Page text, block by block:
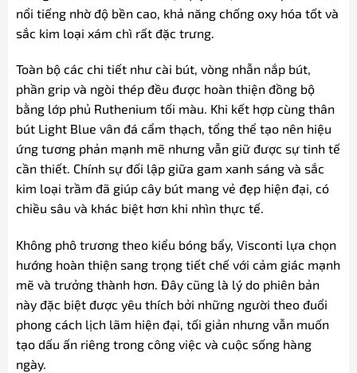
nổi tiếng nhờ độ bền cao, khả năng chống oxy hóa tốt và
sắc kim loại xám chì rất đặc trưng.
Toàn bộ các chi tiết như cài bút, vòng nhẫn nắp bút,
phần grip và ngòi thép đều được hoàn thiện đồng bộ
bằng lớp phủ Ruthenium tối màu. Khi kết hợp cùng thân
bút Light Blue vân đá cẩm thạch, tổng thể tạo nên hiệu
ứng tương phản mạnh mẽ nhưng vẫn giữ được sự tinh tế
cần thiết. Chính sự đối lập giữa gam xanh sáng và sắc
kim loại trầm đã giúp cây bút mang vẻ đẹp hiện đại, có
chiều sâu và khác biệt hơn khi nhìn thực tế.
Không phô trương theo kiểu bóng bẩy, Visconti lựa chọn
hướng hoàn thiện sang trọng tiết chế với cảm giác mạnh
mẽ và trưởng thành hơn. Đây cũng là lý do phiên bản
này đặc biệt được yêu thích bởi những người theo đuổi
phong cách lịch lãm hiện đại, tối giản nhưng vẫn muốn
tạo dấu ấn riêng trong công việc và cuộc sống hàng
ngày.